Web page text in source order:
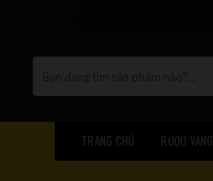
TRANG CHỦ RƯỢU VANG